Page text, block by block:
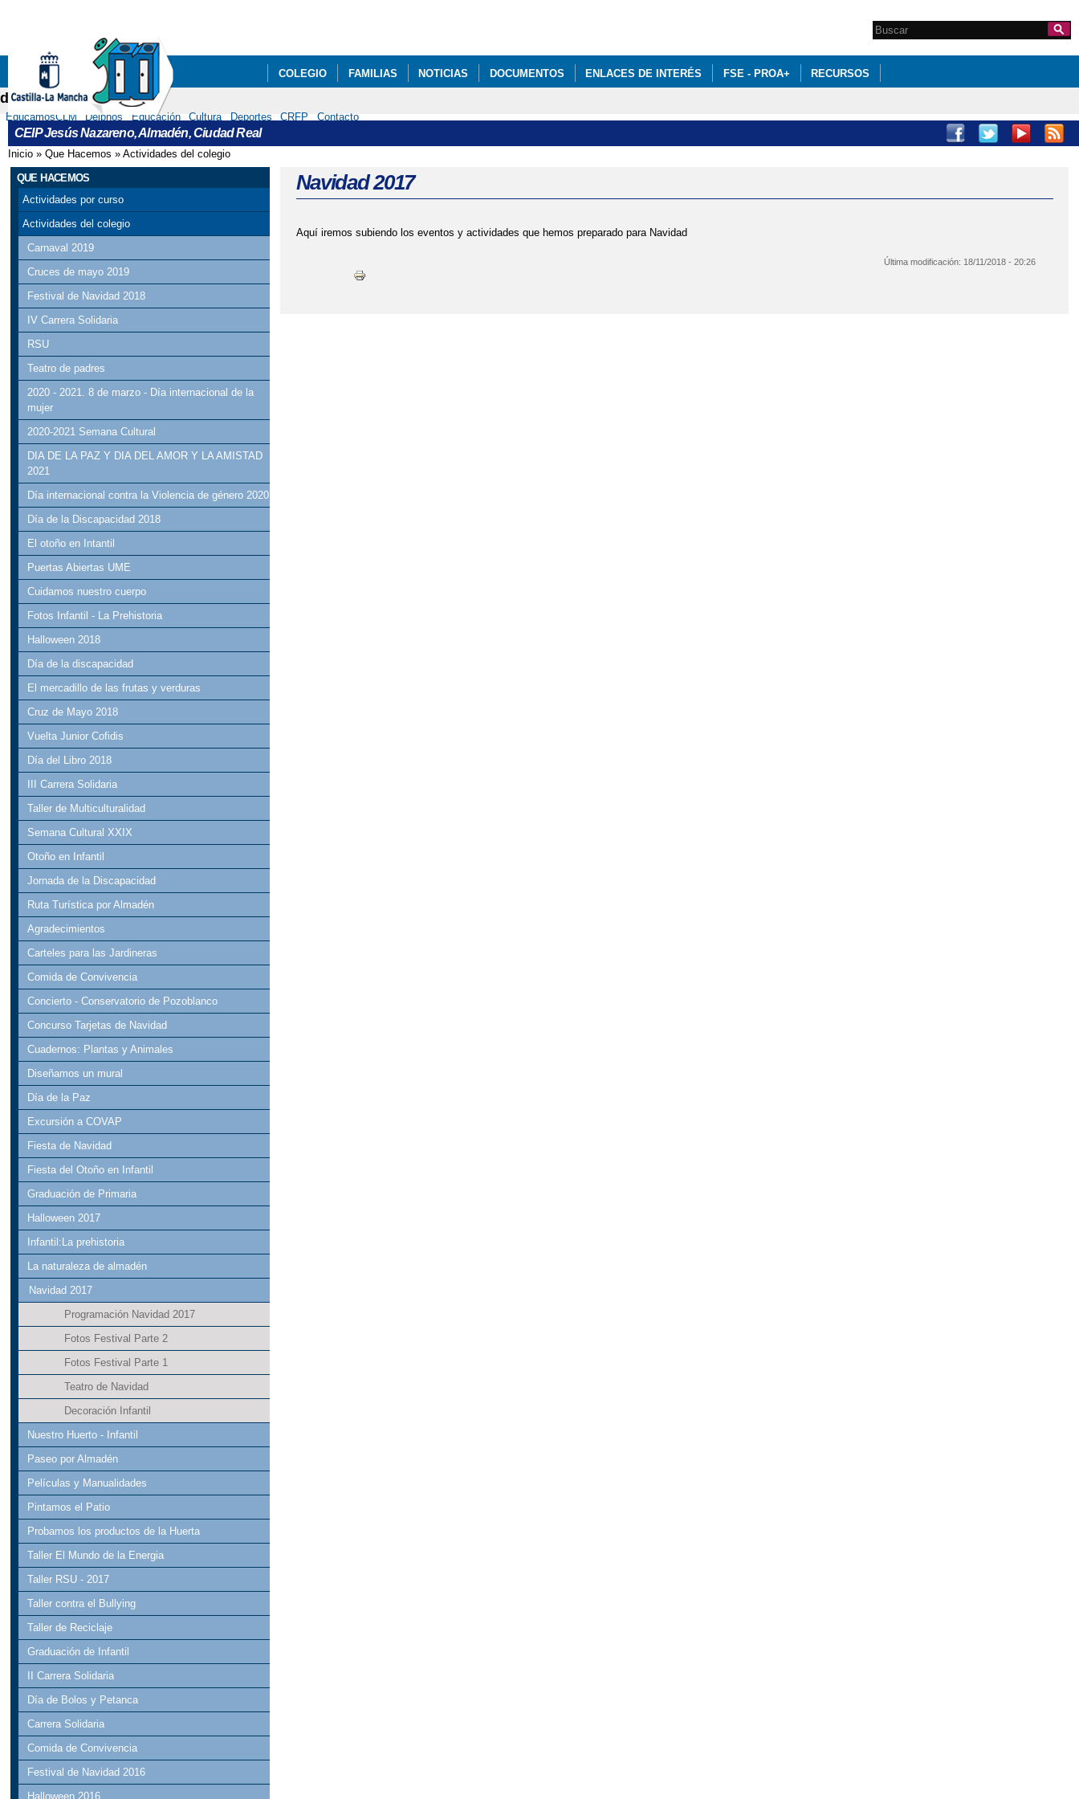
Formulario de
búsqueda
Search this site
COLEGIO FAMILIAS NOTICIAS DOCUMENTOS ENLACES DE INTERÉS FSE - PROA+ RECURSOS
delphos
EducamosCLM Delphos Educación Cultura Deportes CRFP Contacto
CEIP Jesús Nazareno, Almadén, Ciudad Real
Se encuentra usted aquí
Inicio » Que Hacemos » Actividades del colegio
QUE HACEMOS
Actividades por curso
Actividades del colegio
Carnaval 2019
Cruces de mayo 2019
Festival de Navidad 2018
IV Carrera Solidaria
RSU
Teatro de padres
2020 - 2021. 8 de marzo - Día internacional de la
mujer
2020-2021 Semana Cultural
DIA DE LA PAZ Y DIA DEL AMOR Y LA AMISTAD
2021
Día internacional contra la Violencia de género 2020
Día de la Discapacidad 2018
El otoño en Intantil
Puertas Abiertas UME
Cuidamos nuestro cuerpo
Fotos Infantil - La Prehistoria
Halloween 2018
Día de la discapacidad
El mercadillo de las frutas y verduras
Cruz de Mayo 2018
Vuelta Junior Cofidis
Día del Libro 2018
III Carrera Solidaria
Taller de Multiculturalidad
Semana Cultural XXIX
Otoño en Infantil
Jornada de la Discapacidad
Ruta Turística por Almadén
Agradecimientos
Carteles para las Jardineras
Comida de Convivencia
Concierto - Conservatorio de Pozoblanco
Concurso Tarjetas de Navidad
Cuadernos: Plantas y Animales
Diseñamos un mural
Día de la Paz
Excursión a COVAP
Fiesta de Navidad
Fiesta del Otoño en Infantil
Graduación de Primaria
Halloween 2017
Infantil:La prehistoria
La naturaleza de almadén
Navidad 2017
Programación Navidad 2017
Fotos Festival Parte 2
Fotos Festival Parte 1
Teatro de Navidad
Decoración Infantil
Nuestro Huerto - Infantil
Paseo por Almadén
Películas y Manualidades
Pintamos el Patio
Probamos los productos de la Huerta
Taller El Mundo de la Energia
Taller RSU - 2017
Taller contra el Bullying
Taller de Reciclaje
Graduación de Infantil
II Carrera Solidaria
Día de Bolos y Petanca
Carrera Solidaria
Comida de Convivencia
Festival de Navidad 2016
Halloween 2016
Navidad 2017
Aquí iremos subiendo los eventos y actividades que hemos preparado para Navidad
Última modificación: 18/11/2018 - 20:26